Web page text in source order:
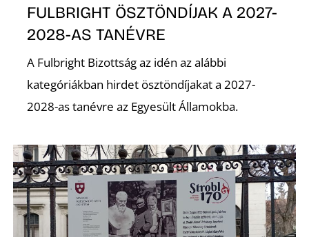
FULBRIGHT ÖSZTÖNDÍJAK A 2027-
2028-AS TANÉVRE
A Fulbright Bizottság az idén az alábbi
kategóriákban hirdet ösztöndíjakat a 2027-
2028-as tanévre az Egyesült Államokba.